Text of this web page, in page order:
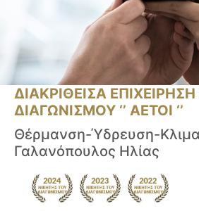
ΔΙΑΚΡΙΘΕΙΣΑ
ΔΙΑΓΩΝΙΣΜΟΥ ‘’ ΑΕΤΟΙ ‘’
Θέρμανση-Ύδρευση-
Γαλανόπουλος Ηλίας